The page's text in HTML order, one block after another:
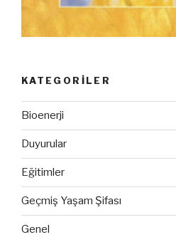
KATEGORILER
Bioenerji
Duyurular
Eğitimler
Geçmiş Yaşam Şifası
Genel